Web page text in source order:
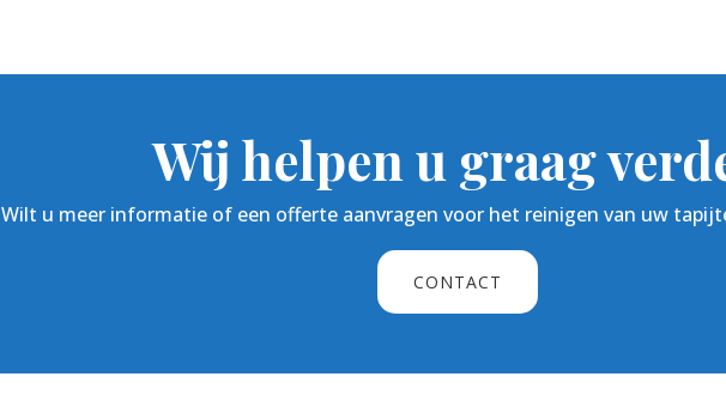
Wij helpen u graag
Wilt u meer informatie of een offerte aanvragen voor het reinigen van uw
CONTACT